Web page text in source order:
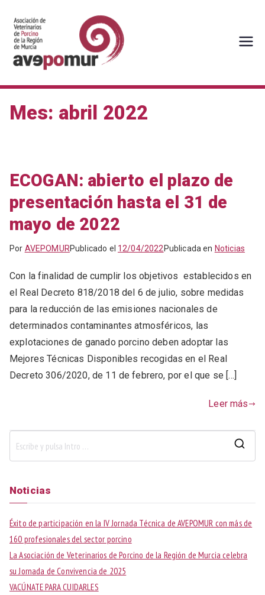
contenido
Asociación de veterinarios de
Mes: abril 2022
ECOGAN: abierto el plazo de
presentación hasta el 31 de
mayo de 2022
Por AVEPOMURPublicado el 12/04/2022 Publicada en Noticias
Con la finalidad de cumplir los objetivos establecidos en
el Real Decreto 818/2018 del 6 de julio, sobre medidas
para la reducción de las emisiones nacionales de
determinados contaminantes atmosféricos, las
explotaciones de ganado porcino deben adoptar las
Mejores Técnicas Disponibles recogidas en el Real
Decreto 306/2020, de 11 de febrero, por el que se […]
Leer más
c
Noticias
Éxito de participación en la IV Jornada Técnica de AVEPOMUR con más de
160 profesionales del sector porcino
La Asociación de Veterinarios de Porcino de la Región de Murcia celebra
su Jornada de Convivencia de 2025
VACÚNATE PARA CUIDARLES